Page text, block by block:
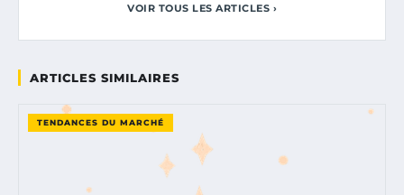
VOIR TOUS LES ARTICLES ›
ARTICLES SIMILAIRES
TENDANCES DU MARCHÉ